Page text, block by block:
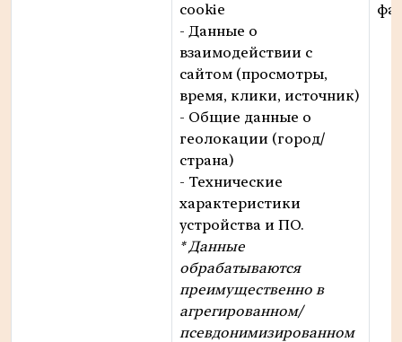
cookie
- Данные о
взаимодействии с
сайтом (просмотры,
время, клики, источник)
- Общие данные о
геолокации (город/
страна)
- Технические
характеристики
устройства и ПО.
* Данные
обрабатываются
преимущественно в
агрегированном/
псевдонимизированном